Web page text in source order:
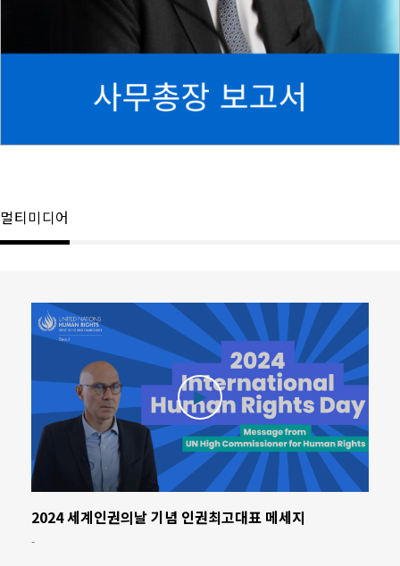
멀티미디어
2024 세계인권의날 기념 인권최고대표 메세지
-